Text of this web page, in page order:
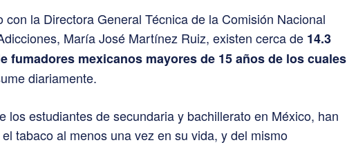
con la Directora General Técnica de la Comisión Nacional
María José Martínez Ruiz, existen cerca de 14.3
fumadores mexicanos mayores de 15 años de los cuales
diariamente.
los estudiantes de secundaria y bachillerato en México, han
tabaco al menos una vez en su vida, y del mismo